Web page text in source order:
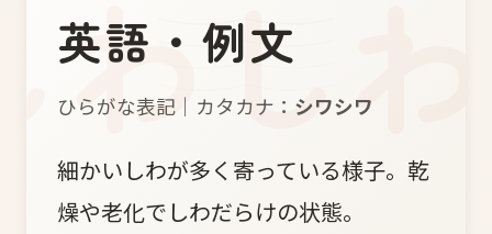
英語・例文
ひらがな表記｜カタカナ： シワシワ
細かいしわが多く寄っている様子。乾
燥や老化でしわだらけの状態。